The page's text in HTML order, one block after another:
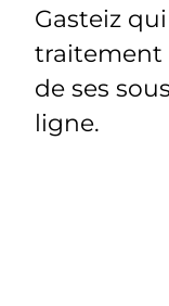
Gasteiz
traitement
de ses
ligne.